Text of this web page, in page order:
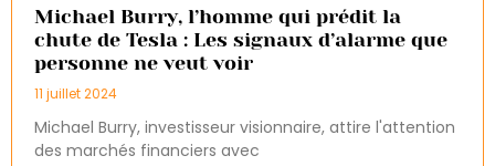
Michael Burry, l’homme qui prédit la
chute de Tesla : Les signaux d’alarme que
personne ne veut voir
11 juillet 2024
Michael Burry, investisseur visionnaire, attire l'attention
des marchés financiers avec